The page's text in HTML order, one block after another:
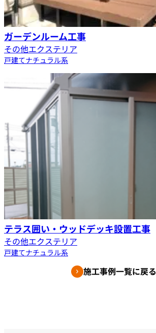
ガーデンルーム工事
その他エクステリア
戸建てナチュラル系
テラス囲い・ウッドデッキ設置工事
その他エクステリア
戸建てナチュラル系
施工事例一覧に戻る